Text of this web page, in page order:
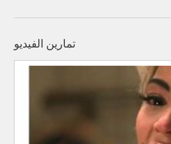
تمارين الفيديو